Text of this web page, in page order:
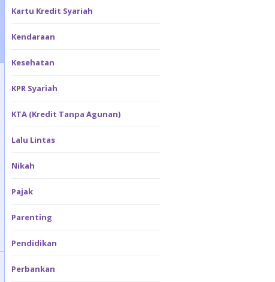
Kartu Kredit Syariah
Kendaraan
Kesehatan
KPR Syariah
KTA (Kredit Tanpa Agunan)
Lalu Lintas
Nikah
Pajak
Parenting
Pendidikan
Perbankan